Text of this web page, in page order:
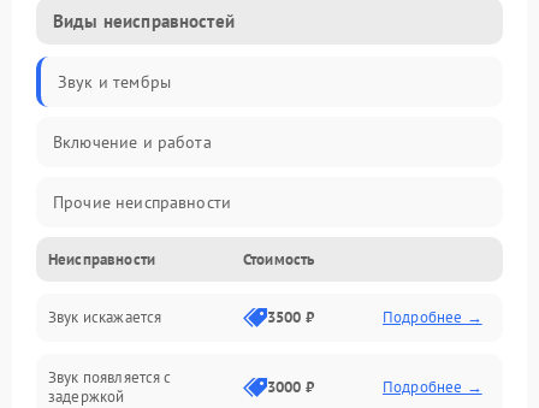
Виды неисправностей
Звук и тембры
Включение и работа
Прочие неисправности
Управление и электроника
Клавиатура
Подключения и интерфейсы
Неисправности Стоимость
Звук искажается 3500 ₽ Подробнее →
Звук появляется с
задержкой
3000 ₽ Подробнее →